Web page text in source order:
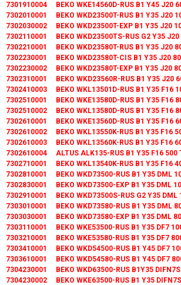
7301910004 BEKO WKE14560D-RUS B1 Y45 J20
7302010001 BEKO WKD23500T-RUS B1 Y35 J20
7302030002 BEKO WKD23500T-EXP B1 Y35 J20
7302110001 BEKO WKD23500TS-RUS G2 Y35 J20
7302210001 BEKO WKD23580T-RUS B1 Y35 J20
7302230001 BEKO WKD23580T-CIS B1 Y35 J20
7302230002 BEKO WKD23580T-EXP B1 Y35 J20
7302310001 BEKO WKD23560R-RUS B1 Y35 J20
7302410003 BEKO WKL13501D-RUS B1 Y35 F16
7302510001 BEKO WKE13580D-RUS B1 Y35 F16
7302510002 BEKO WKL13580D-RUS B1 Y35 F16
7302610001 BEKO WKE13560D-RUS B1 Y35 F16
7302610002 BEKO WKL13550K-RUS B1 Y35 F16
7302610003 BEKO WKL13560K-RUS B1 Y35 F16
7302610004 ALTUS ALK135-RUS B1 Y35 F16 500
7302710001 BEKO WKL13540K-RUS B1 Y35 F16
7302810001 BEKO WKD73500-RUS B1 Y35 DML
7302830001 BEKO WKD73500-EXP B1 Y35 DML
7302910001 BEKO WKD73500S-RUS G2 Y35 DML
7303010001 BEKO WKD73580-RUS B1 Y35 DML
7303030001 BEKO WKD73580-EXP B1 Y35 DML
7303110001 BEKO WKE53500-RUS B1 Y35 DF7
7303210001 BEKO WKE53580-RUS B1 Y35 DF7
7303410001 BEKO WKD54500-RUS B1 Y45 DF7
7303610001 BEKO WKD54580-RUS B1 Y45 DF7
7304230001 BEKO WKD63500-RUS B1Y35
7304230002 BEKO WKE63500-RUS B1 Y35